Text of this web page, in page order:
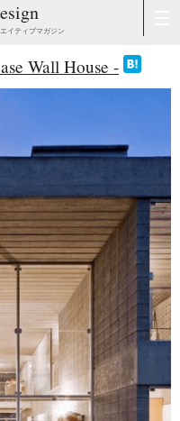
イティブマガジン
Wall House -